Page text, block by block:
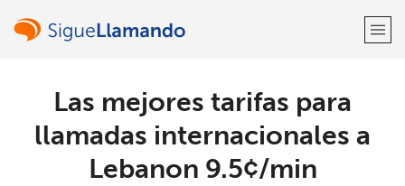
¡Bienvenido!
Las mejores tarifas para
llamadas internacionales a
Lebanon ⁦9.5¢⁩/min